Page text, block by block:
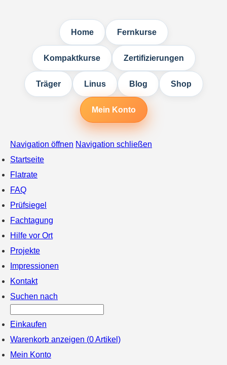
Home Fernkurse
Kompaktkurse Zertifizierungen
Träger Linus Blog Shop
Mein Konto
Navigation öffnen Navigation schließen
Startseite
Flatrate
FAQ
Prüfsiegel
Fachtagung
Hilfe vor Ort
Projekte
Impressionen
Kontakt
Suchen nach
Einkaufen
Warenkorb anzeigen (0Artikel)
Mein Konto